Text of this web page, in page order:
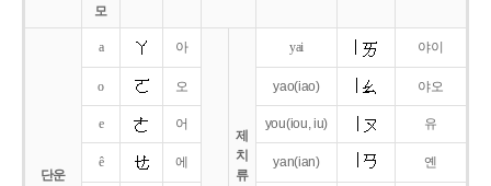
모
단운
a 아
제
치
류
yai 야이
o 오 yao(iao) 야오
e 어 you(iou,iu) 유
ê 에 yan(ian) 옌